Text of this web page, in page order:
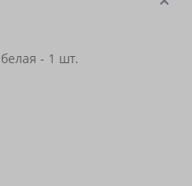
- 1 шт.